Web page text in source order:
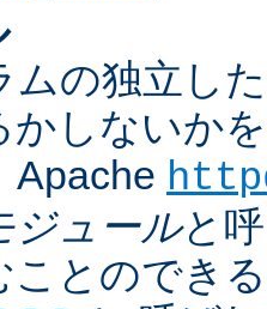
ムの独立し
かしないか
Apache
ジュールと
ことのでき